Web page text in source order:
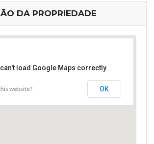
DA PROPRIEDADE
load Google Maps correctly.
website? OK